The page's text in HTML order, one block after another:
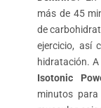
más de 45
de
ejercicio, así
hidratación.
Isotonic
minutos